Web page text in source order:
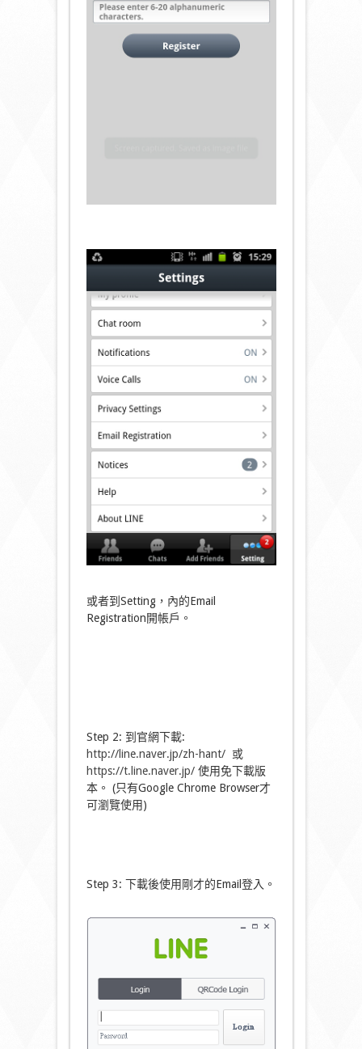
或者到Setting，內的Email
Registration開帳戶。
Step 2: 到官網下載:
http://line.naver.jp/zh-hant/或
https://t.line.naver.jp/使用免下載版
本。 (只有Google Chrome Browser才
可瀏覽使用)
Step 3: 下載後使用剛才的Email登入。